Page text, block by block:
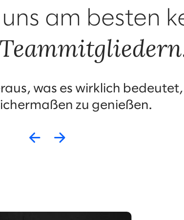
am besten
was es wirklich
zu genießen.